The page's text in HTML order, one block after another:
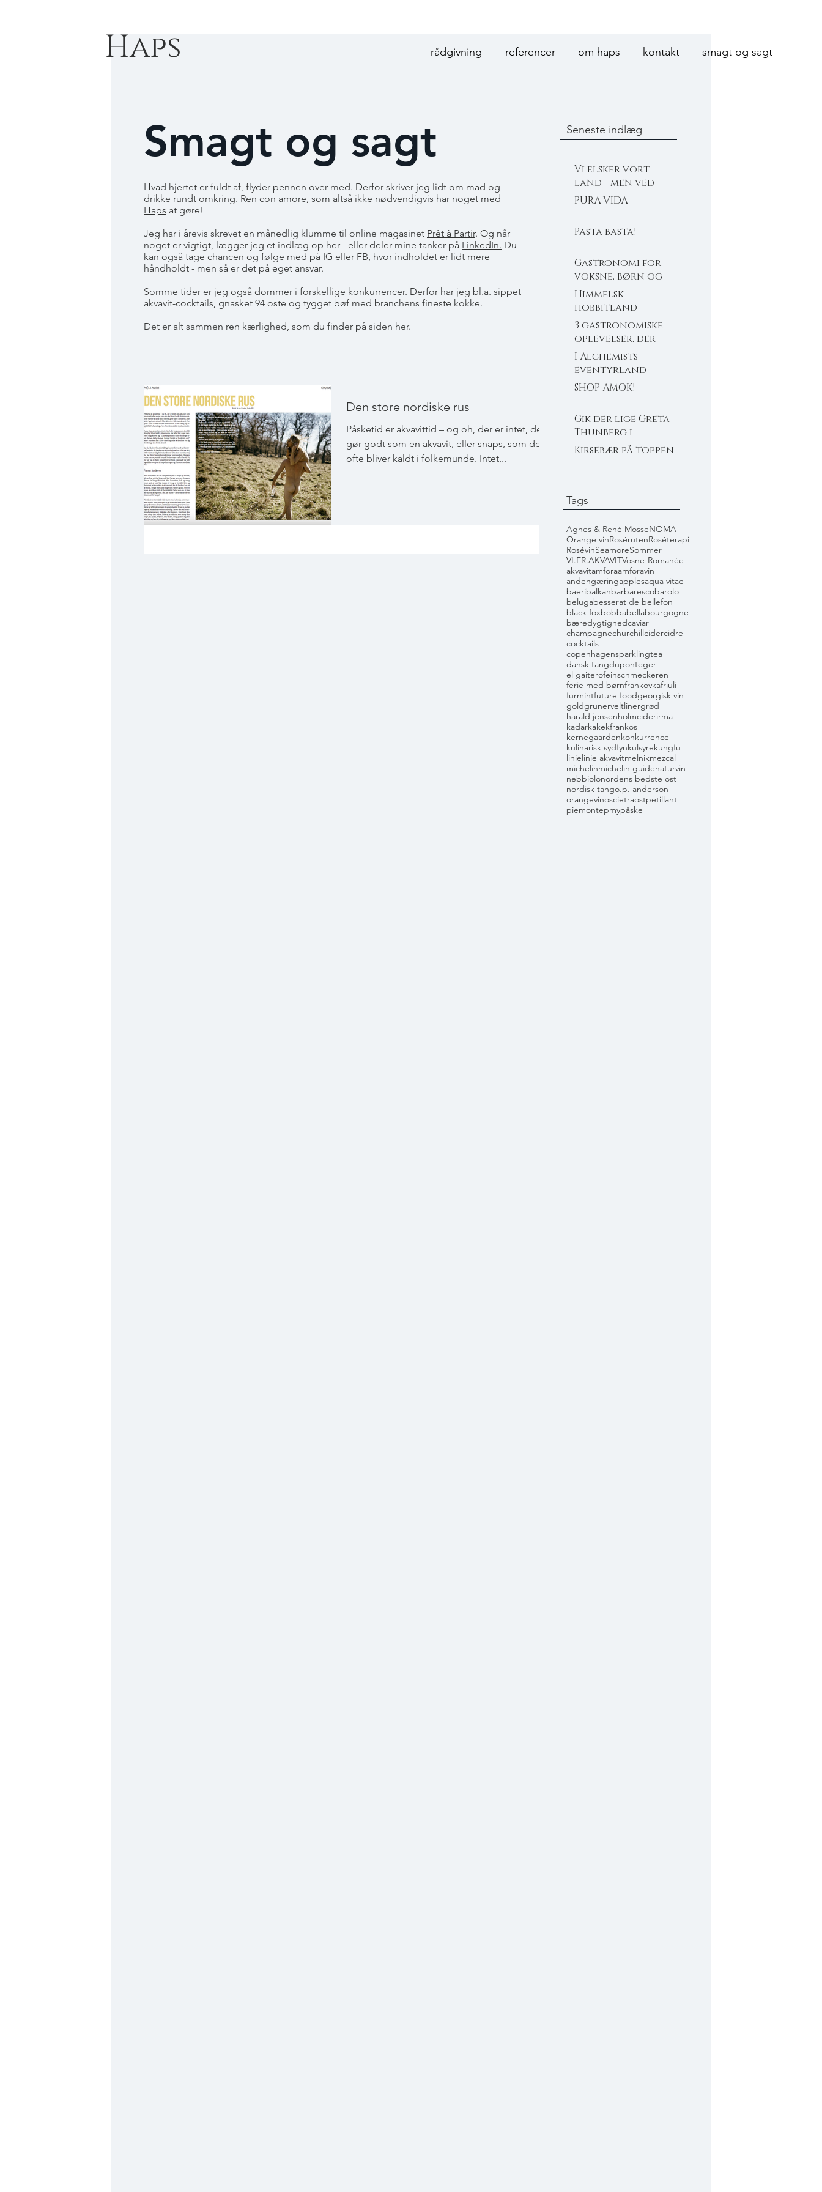
Haps rådgivning referencer om haps kontakt smagt og sagt
Smagt og sagt
Hvad hjertet er fuldt af, flyder pennen over med. Derfor skriver jeg lidt om mad og
drikke rundt omkring. Ren con amore, som altså ikke nødvendigvis har noget med
Haps at gøre!
Jeg har i årevis skrevet en månedlig klumme til online magasinet Prêt à Partir. Og når
noget er vigtigt, lægger jeg et indlæg op her - eller deler mine tanker på LinkedIn. Du
kan også tage chancen og følge med på IG eller FB, hvor indholdet er lidt mere
håndholdt - men så er det på eget ansvar.
Somme tider er jeg også dommer i forskellige konkurrencer. Derfor har jeg bl.a. sippet
akvavit-cocktails, gnasket 94 oste og tygget bøf med branchens fineste kokke.
Det er alt sammen ren kærlighed, som du finder på siden her.
Seneste indlæg
Vi elsker vort
land - men ved
Michelin mest
PURA VIDA
Pasta basta!
Gastronomi for
voksne, børn og
bamser
Himmelsk
hobbitland
3 gastronomiske
oplevelser, der
ikke flækker dig
I Alchemists
eventyrland
SHOP AMOK!
Gik der lige Greta
Thunberg i
Michelin?
Kirsebær på toppen
Tags
Agnes & René MosseNOMA
Orange vinRosérutenRoséterapi
RosévinSeamoreSommer
VI.ER.AKVAVITVosne-Romanée
akvavitamforaamforavin
andengæringapplesaqua vitae
baeribalkanbarbarescobarolo
belugabesserat de bellefon
black foxbobbabellabourgogne
bæredygtighedcaviar
champagnechurchillcidercidre
cocktails
copenhagensparklingtea
dansk tangduponteger
el gaiterofeinschmeckeren
ferie med børnfrankovkafriuli
furmintfuture foodgeorgisk vin
goldgrunerveltlinergrød
harald jensenholmciderirma
kadarkakekfrankos
kernegaardenkonkurrence
kulinarisk sydfynkulsyrekungfu
linielinie akvavitmelnikmezcal
michelinmichelin guidenaturvin
nebbiolonordens bedste ost
nordisk tango.p. anderson
orangevinoscietraostpetillant
piemontepmypåske
Den store nordiske rus
Påsketid er akvavittid – og oh, der er intet, der
gør godt som en akvavit, eller snaps, som den
ofte bliver kaldt i folkemunde. Intet...